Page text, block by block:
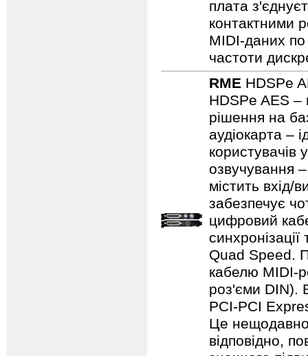
плата
контактними
MIDI-даних по
частоти
RME HDSPe
HDSPe AES –
рішення на
аудіокарта –
озвучування
містить вхід/
забезпечує
цифровий
Quad Speed.
кабелю MIDI-
роз'єми DIN).
PCI-PCI
Це
відповідно,